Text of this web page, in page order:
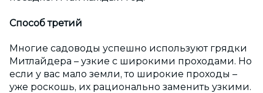
Способ третий
Многие садоводы успешно используют грядки
Митлайдера – узкие с широкими проходами. Но
если у вас мало земли, то широкие проходы –
уже роскошь, их рационально заменить узкими.